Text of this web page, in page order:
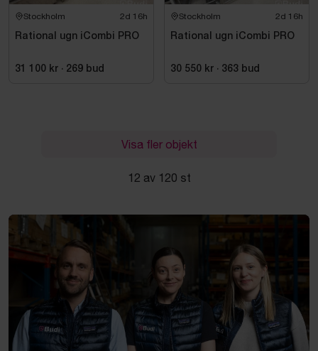
Stockholm 2d 16h
Rational ugn iCombi PRO
31 100 kr · 269 bud
Stockholm 2d 16h
Rational ugn iCombi PRO
30 550 kr · 363 bud
Visa fler objekt
12 av 120 st